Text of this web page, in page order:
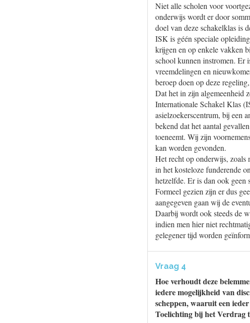
Niet alle scholen voor
onderwijs wordt er door
doel van deze schakelklas is
ISK is géén speciale
krijgen en op enkele vakken
school kunnen instromen. Er
vreemdelingen en
beroep doen op deze
Dat het in zijn algemeenheid
Internationale Schakel Klas
asielzoekerscentrum, bij een
bekend dat het aantal
toeneemt. Wij zijn
kan worden gevonden.
Het recht op onderwijs, zoals
in het kosteloze funderende
hetzelfde. Er is dan ook geen
Formeel gezien zijn er dus
aangegeven gaan wij de
Daarbij wordt ook steeds de
indien men hier niet
gelegener tijd worden
Vraag 4
Hoe verhoudt deze
iedere mogelijkheid van
scheppen, waaruit een
Toelichting bij het Verdrag